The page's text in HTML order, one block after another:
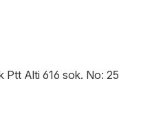
Ptt Alti 616 sok. No: 25